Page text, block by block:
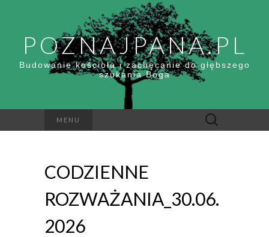
POZNAJPANA.PL
Budowanie kościoła i zachęcanie do głębszego
szukania Boga
MENU Szukaj:
CODZIENNE
ROZWAŻANIA_30.06.
2026